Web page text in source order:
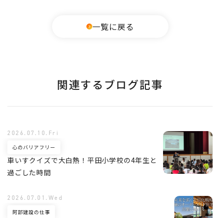
一覧に戻る
関連するブログ記事
車いすクイズで大白熱！平田小学校の4年生と
過ごした時間
心のバリアフリー
2026.07.10.Fri
阿部建設の仕事
2026.07.01.Wed